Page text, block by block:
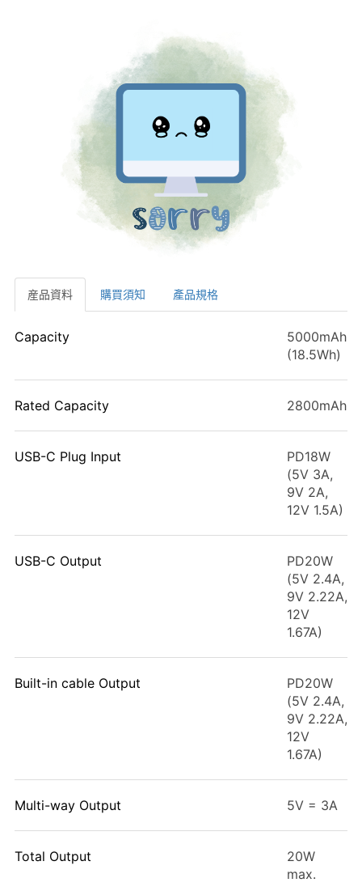
産品資料 購買須知 產品規格
Capacity
5000mAh
(18.5Wh)
Rated Capacity 2800mAh
USB-C Plug Input
PD18W
(5V 3A,
9V 2A,
12V 1.5A)
USB-C Output
PD20W
(5V 2.4A,
9V 2.22A,
12V
1.67A)
Built-in cable Output
PD20W
(5V 2.4A,
9V 2.22A,
12V
1.67A)
Multi-way Output 5V = 3A
Total Output
20W
max.